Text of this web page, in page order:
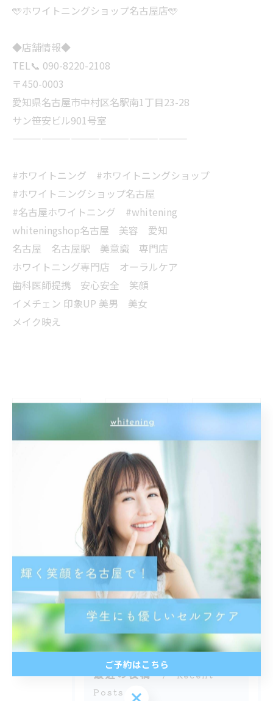
🩵ホワイトニングショップ名古屋店🩵
◆店舗情報◆
TEL📞 090-8220-2108
〒450-0003
愛知県名古屋市中村区名駅南1丁目23-28
サン笹安ビル901号室
#ホワイトニング #ホワイトニングショップ
#ホワイトニングショップ名古屋
#名古屋ホワイトニング #whitening
whiteningshop名古屋 美容 愛知
名古屋 名古屋駅 美意識 専門店
ホワイトニング専門店 オーラルケア
歯科医師提携 安心安全 笑顔
イメチェン 印象UP 美男 美女
メイク映え
< 前のページ 次のページ >
カテゴリー
全てのカテゴリー
トーンアップ
都度払い
分割払い
半個室
学生
最近の投稿
Recent
Posts
ご予約はこちら
ご予約はこちら